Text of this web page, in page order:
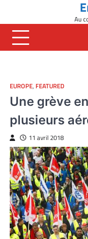
content
Au
EUROPE, FEATURED
Une grève
plusieurs
11 avril 2018